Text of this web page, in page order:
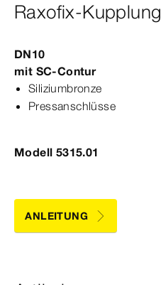
Raxofix-Kupplung
DN10
mit SC‑Contur
Siliziumbronze
Pressanschlüsse
Modell 5315.01
ANLEITUNG